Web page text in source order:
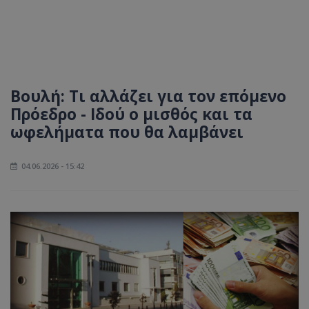
Βουλή: Τι αλλάζει για τον επόμενο
Πρόεδρο - Ιδού ο μισθός και τα
ωφελήματα που θα λαμβάνει
04.06.2026 - 15:42